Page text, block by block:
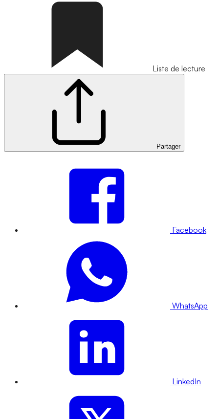
Liste de lecture
Partager
Facebook
WhatsApp
LinkedIn